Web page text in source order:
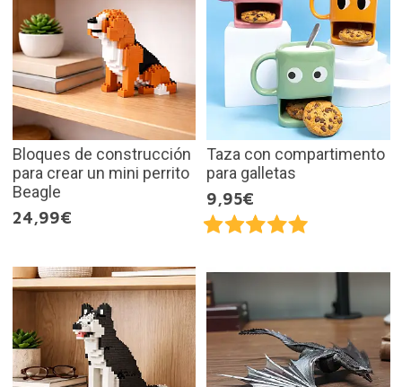
Bloques de construcción
para crear un mini perrito
Beagle
24,99€
Taza con compartimento
para galletas
9,95€